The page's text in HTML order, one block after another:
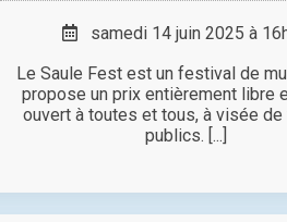
samedi 14 juin 2025 à
Le Saule Fest est un festival de
propose un prix entièrement libre
ouvert à toutes et tous, à visée
publics. [...]